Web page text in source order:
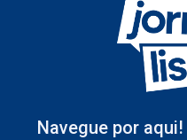
Navegue por aqui!